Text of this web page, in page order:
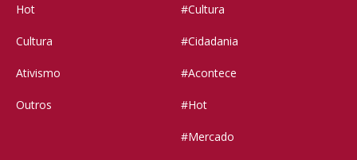
Hot
Cultura
Ativismo
Outros
#Cultura
#Cidadania
#Acontece
#Hot
#Mercado